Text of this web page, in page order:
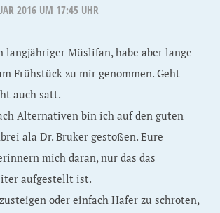
2016 UM 17:45 UHR
langjähriger Müslifan, habe aber lange
Frühstück zu mir genommen. Geht
auch satt.
Alternativen bin ich auf den guten
ala Dr. Bruker gestoßen. Eure
mich daran, nur das das
aufgestellt ist.
oder einfach Hafer zu schroten,